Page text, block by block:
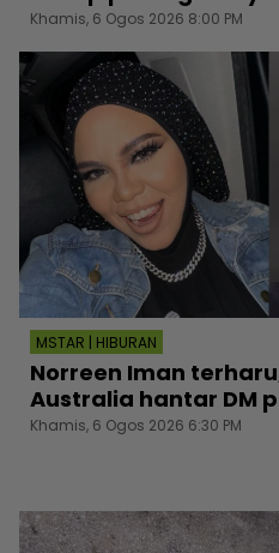
Khamis, 6 Ogos 2026 8:00 PM
MSTAR | HIBURAN
Norreen Iman
Australia hantar DM
Khamis, 6 Ogos 2026 6:30 PM